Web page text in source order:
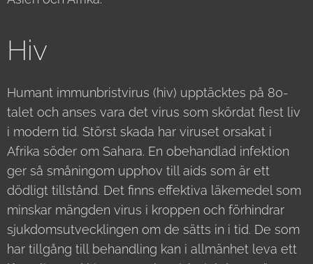
Hiv
Humant immunbristvirus (hiv) upptäcktes på 80-
talet och anses vara det virus som skördat flest liv
i modern tid. Störst skada har viruset orsakat i
Afrika söder om Sahara. En obehandlad infektion
ger så småningom upphov till aids som är ett
dödligt tillstånd. Det finns effektiva läkemedel som
minskar mängden virus i kroppen och förhindrar
sjukdomsutvecklingen om de sätts in i tid. De som
har tillgång till behandling kan i allmänhet leva ett